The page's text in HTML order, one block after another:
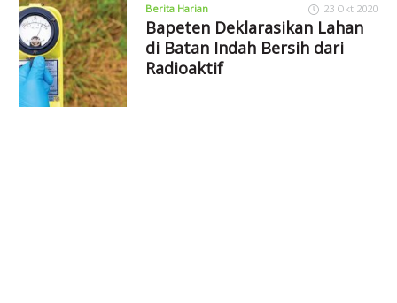
Berita Harian 23 Okt 2020
Bapeten Deklarasikan Lahan
di Batan Indah Bersih dari
Radioaktif